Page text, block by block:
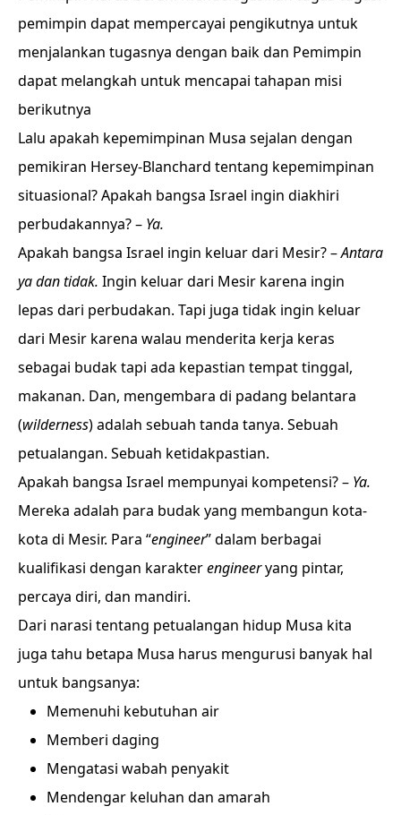
pemimpin dapat mempercayai pengikutnya untuk
menjalankan tugasnya dengan baik dan Pemimpin
dapat melangkah untuk mencapai tahapan misi
berikutnya
Lalu apakah kepemimpinan Musa sejalan dengan
pemikiran Hersey-Blanchard tentang kepemimpinan
situasional? Apakah bangsa Israel ingin diakhiri
perbudakannya? – Ya.
Apakah bangsa Israel ingin keluar dari Mesir? –Antara
ya dan tidak. Ingin keluar dari Mesir karena ingin
lepas dari perbudakan. Tapi juga tidak ingin keluar
dari Mesir karena walau menderita kerja keras
sebagai budak tapi ada kepastian tempat tinggal,
makanan. Dan, mengembara di padang belantara
(wilderness) adalah sebuah tanda tanya. Sebuah
petualangan. Sebuah ketidakpastian.
Apakah bangsa Israel mempunyai kompetensi? – Ya.
Mereka adalah para budak yang membangun kota-
kota di Mesir. Para “engineer” dalam berbagai
kualifikasi dengan karakterengineeryang pintar,
percaya diri, dan mandiri.
Dari narasi tentang petualangan hidup Musa kita
juga tahu betapa Musa harus mengurusi banyak hal
untuk bangsanya:
Memenuhi kebutuhan air
Memberi daging
Mengatasi wabah penyakit
Mendengar keluhan dan amarah